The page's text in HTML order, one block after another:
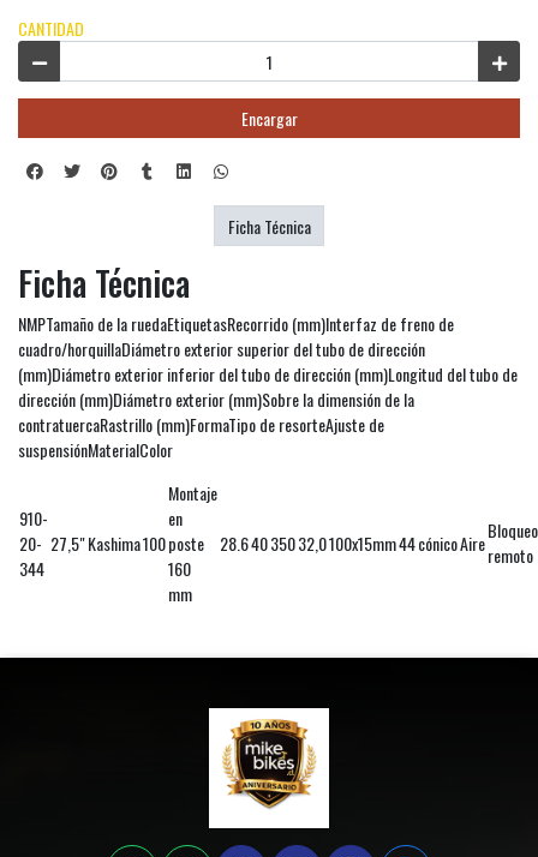
CANTIDAD
Encargar
Ficha Técnica
NMPTamaño de la ruedaEtiquetasRecorrido (mm)Interfaz de freno de
cuadro/horquillaDiámetro exterior superior del tubo de dirección
(mm)Diámetro exterior inferior del tubo de dirección (mm)Longitud del tubo de
dirección (mm)Diámetro exterior (mm)Sobre la dimensión de la
contratuercaRastrillo (mm)FormaTipo de resorteAjuste de
suspensiónMaterialColor
910-
20-
344
27,5"Kashima100
Montaje
en
poste
160
mm
28.64035032,0100x15mm44cónicoAire
Bloqueo
Ficha Técnica